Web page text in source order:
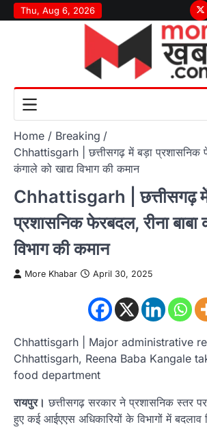
Skip
to
Thu, Aug 6, 2026
Home
Breaking
Chhattisgarh | छत्तीसगढ़ में बड़ा प्रशासनिक
कंगाले को खाद्य विभाग की कमान
Chhattisgarh | छत्तीसगढ़
प्रशासनिक फेरबदल, रीना बाबा
विभाग की कमान
More Khabar April 30, 2025
Chhattisgarh | Major administrative
Chhattisgarh, Reena Baba Kangale
food department
रायपुर। छत्तीसगढ़ सरकार ने प्रशासनिक स्तर
हुए कई आईएएस अधिकारियों के विभागों में